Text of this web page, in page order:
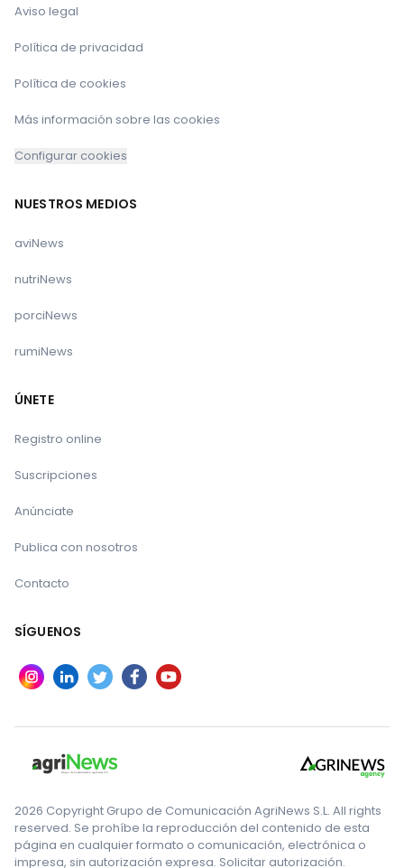
Aviso legal
Política de privacidad
Política de cookies
Más información sobre las cookies
Configurar cookies
NUESTROS MEDIOS
aviNews
nutriNews
porciNews
rumiNews
ÚNETE
Registro online
Suscripciones
Anúnciate
Publica con nosotros
Contacto
SÍGUENOS
2026 Copyright Grupo de Comunicación AgriNews S.L. All rights
reserved. Se prohíbe la reproducción del contenido de esta
página en cualquier formato o comunicación, electrónica o
impresa, sin autorización expresa. Solicitar autorización.